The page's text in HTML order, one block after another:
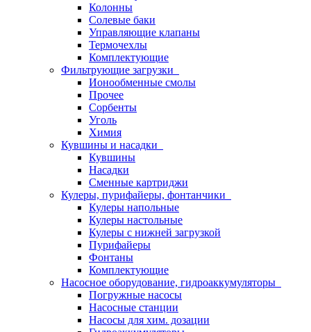
Колонны
Солевые баки
Управляющие клапаны
Термочехлы
Комплектующие
Фильтрующие загрузки
Ионообменные смолы
Прочее
Сорбенты
Уголь
Химия
Кувшины и насадки
Кувшины
Насадки
Сменные картриджи
Кулеры, пурифайеры, фонтанчики
Кулеры напольные
Кулеры настольные
Кулеры с нижней загрузкой
Пурифайеры
Фонтаны
Комплектующие
Насосное оборудование, гидроаккумуляторы
Погружные насосы
Насосные станции
Насосы для хим. дозации